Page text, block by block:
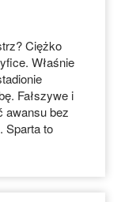
Ciężko
Właśnie
Fałszywe i
awansu bez
Sparta to